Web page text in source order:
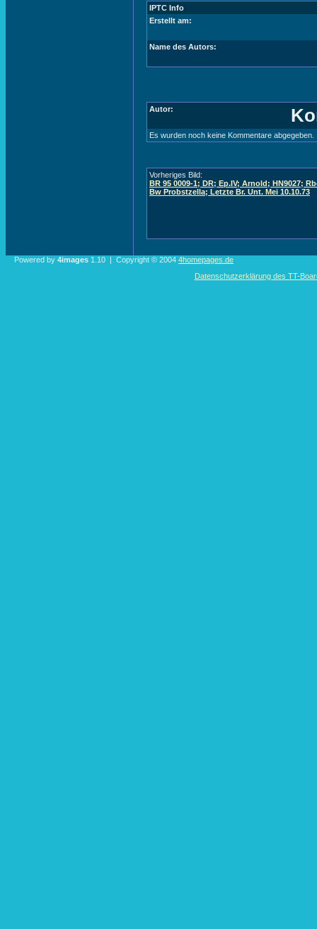
IPTC Info
Erstellt am:
Name des Autors:
Autor:
Es wurden noch keine Kommentare abgegeben.
Vorheriges Bild:
BR 95 0009-1; DR; Ep.IV; Arnold; HN9027;
Bw Probstzella; Letzte Br. Unt. Mei 10.10.73
Powered by 4images 1.10 | Copyright © 2004 4homepages.de
Datenschutzerklärung des TT-